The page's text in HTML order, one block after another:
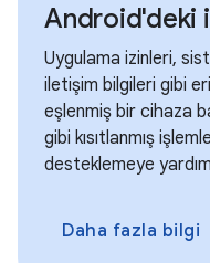
Android'deki
Uygulama izinleri,
iletişim bilgileri gibi
eşlenmiş bir cihaza
gibi kısıtlanmış
desteklemeye
Daha fazla bilgi